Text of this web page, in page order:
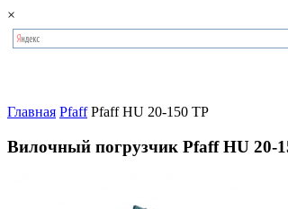
×
Главная Pfaff Pfaff HU 20-150 TP
Вилочный погрузчик Pfaff HU 20-